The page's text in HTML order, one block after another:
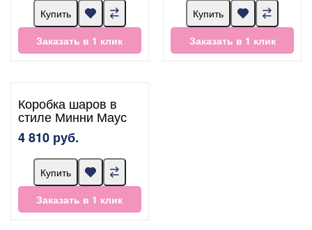
Купить
Заказать в 1 клик
Купить
Заказать в 1 клик
Коробка шаров в
стиле Минни Маус
4 810 руб.
Купить
Заказать в 1 клик